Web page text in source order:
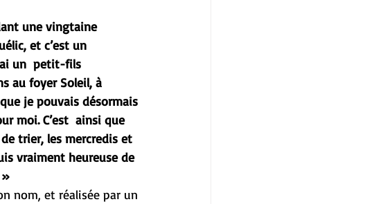
une vingtaine
et c’est un
un  petit-fils
au foyer Soleil, à
je pouvais désormais
moi. C’est  ainsi que
trier, les mercredis et
vraiment heureuse de
»
nom, et réalisée par un